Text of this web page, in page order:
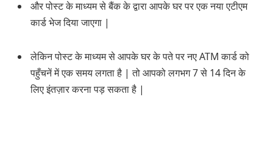
और पोस्ट के माध्यम से बैंक के द्वारा आपके घर पर एक नया एटीएम
कार्ड भेज दिया जाएगा |
लेकिन पोस्ट के माध्यम से आपके घर के पते पर नए ATM कार्ड को
पहुँचनें में एक समय लगता है | तो आपको लगभग 7 से 14 दिन के
लिए इंतज़ार करना पड़ सकता है |